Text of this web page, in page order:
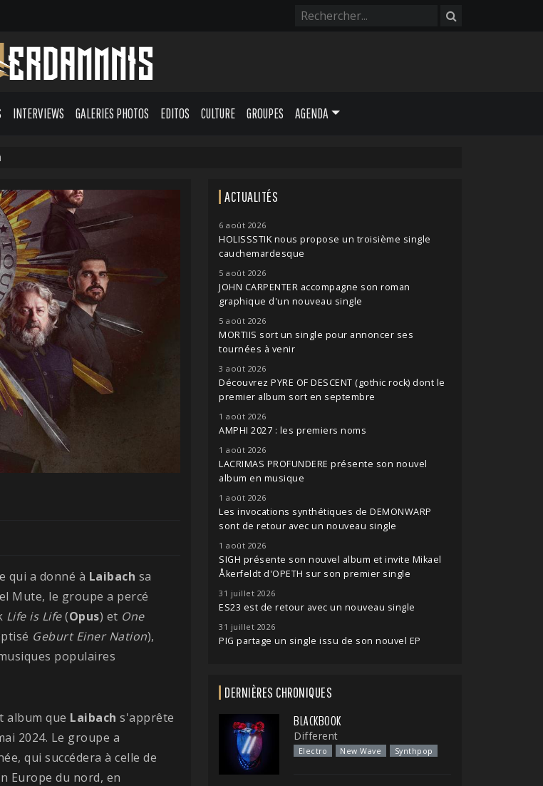
INTERVIEWS GALERIES PHOTOS EDITOS CULTURE GROUPES AGENDA
qui a donné à Laibach sa
Mute, le groupe a percé
Life is Life(Opus) et One
Geburt Einer Nation),
populaires
album que Laibach s'apprête
2024. Le groupe a
qui succédera à celle de
Europe du nord, en
ACTUALITÉS
6 août 2026
HOLISSSTIK nous propose un troisième single
cauchemardesque
5 août 2026
JOHN CARPENTER accompagne son roman
graphique d'un nouveau single
5 août 2026
MORTIIS sort un single pour annoncer ses
tournées à venir
3 août 2026
Découvrez PYRE OF DESCENT (gothic rock) dont le
premier album sort en septembre
1 août 2026
AMPHI 2027 : les premiers noms
1 août 2026
LACRIMAS PROFUNDERE présente son nouvel
album en musique
1 août 2026
Les invocations synthétiques de DEMONWARP
sont de retour avec un nouveau single
1 août 2026
SIGH présente son nouvel album et invite Mikael
Åkerfeldt d'OPETH sur son premier single
31 juillet 2026
ES23 est de retour avec un nouveau single
31 juillet 2026
PIG partage un single issu de son nouvel EP
DERNIÈRES CHRONIQUES
BLACKBOOK
Different
Electro New Wave Synthpop